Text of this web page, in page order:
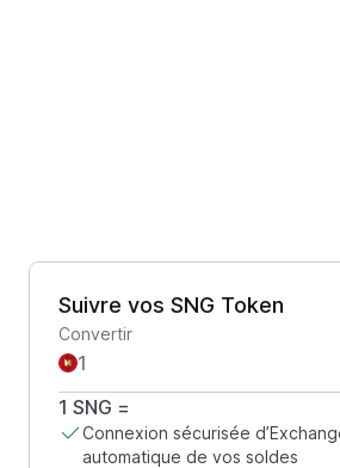
Suivre vos SNG Token
Convertir
1 SNG =
Connexion sécurisée
automatique de vos soldes